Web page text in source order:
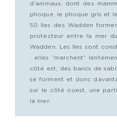
d’animaux, dont des
phoque, le phoque gris et
50 îles des Wadden
protecteur entre la mer
Wadden. Les îles sont
: elles “marchent”
côté est, des bancs de
se forment et donc
sur le côté ouest, une
la mer.